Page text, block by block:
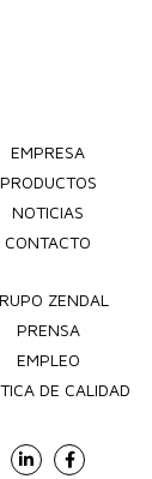
EMPRESA
PRODUCTOS
NOTICIAS
CONTACTO
ZENDAL
PRENSA
EMPLEO
DE CALIDAD